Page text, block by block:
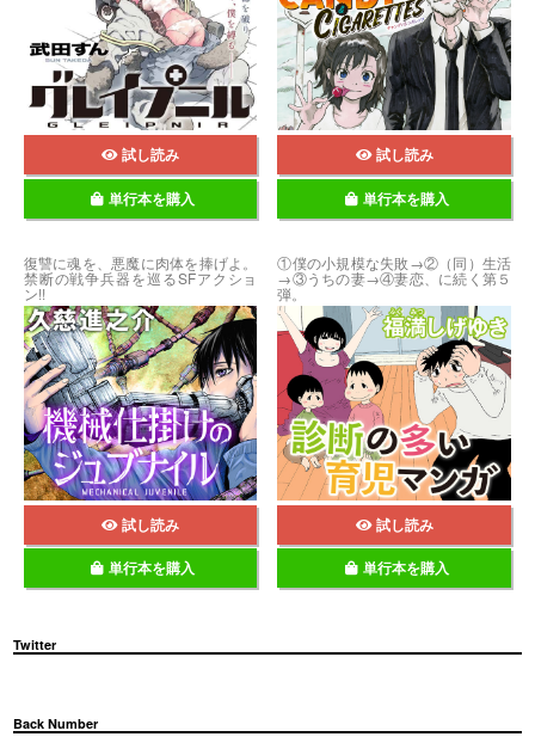
試し読み
単行本を購入
試し読み
単行本を購入
復讐に魂を、悪魔に肉体を捧げよ。
禁断の戦争兵器を巡るSFアクショ
ン!!
試し読み
単行本を購入
①僕の小規模な失敗→②（同）生活
→③うちの妻→④妻恋、に続く第５
弾。
試し読み
単行本を購入
Twitter
Back Number